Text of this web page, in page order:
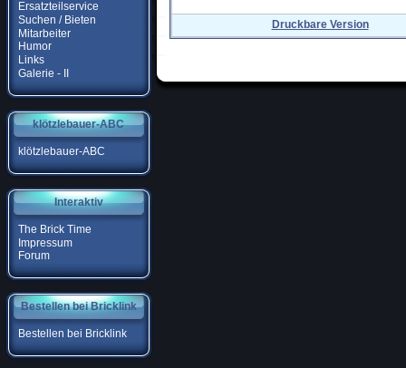
Ersatzteilservice
Suchen / Bieten
Mitarbeiter
Humor
Links
Galerie - II
klötzlebauer-ABC
klötzlebauer-ABC
Interaktiv
The Brick Time
Impressum
Forum
Bestellen bei Bricklink
Bestellen bei Bricklink
Druckbare Version